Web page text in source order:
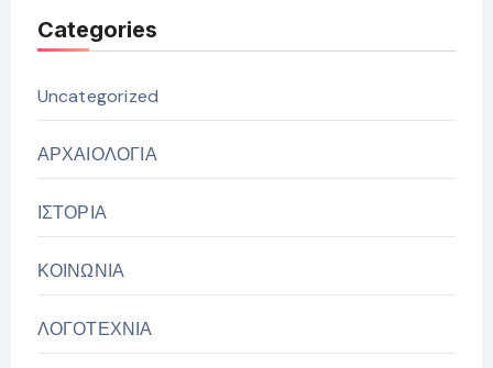
Categories
Uncategorized
ΑΡΧΑΙΟΛΟΓΙΑ
ΙΣΤΟΡΙΑ
ΚΟΙΝΩΝΙΑ
ΛΟΓΟΤΕΧΝΙΑ